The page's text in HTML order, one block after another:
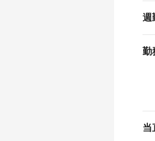
週
勤
当